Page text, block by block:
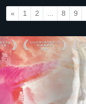
« 1 2 8 9